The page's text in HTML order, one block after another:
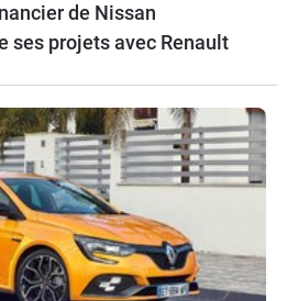
de Nissan
ses projets avec Renault